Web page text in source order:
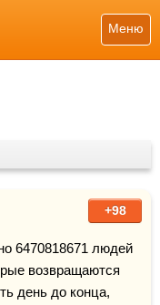
Меню
+98
6470818671 людей
возвращаются
день до конца,